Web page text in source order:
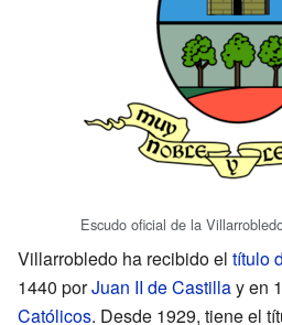
Escudo oficial de la
Villarrobledo ha recibido el título
1440 porJuan II de Castillay en
Católicos. Desde 1929, tiene el